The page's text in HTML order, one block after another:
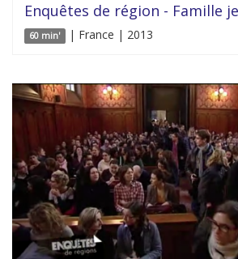
Enquêtes de région - Famille
60 min' | France | 2013